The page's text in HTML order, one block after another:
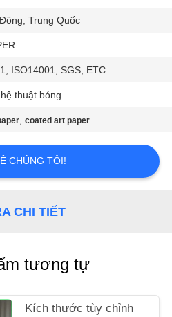
Trung Quốc
ISO14001, SGS, ETC.
thuật bóng
,coated art paper
CHÚNG TÔI!
CHI TIẾT
tương tự
Kích thước tùy chỉnh